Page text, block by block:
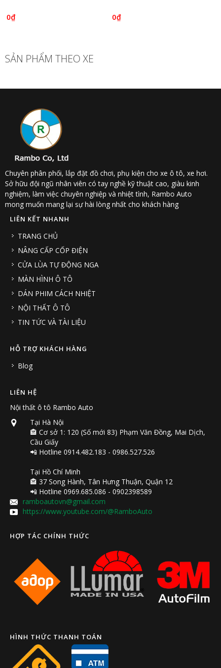
0₫
0₫
SẢN PHẨM THEO XE
Chuyên phân phối, lắp đặt đồ chơi, phụ kiện cho xe ô tô, xe hơi.
Sở hữu đội ngũ nhân viên có tay nghề kỹ thuật cao, giàu kinh
nghiệm, làm việc chuyên nghiệp và nhiệt tình, Rambo Auto
mong muốn mang lại sự hài lòng nhất cho khách hàng
LIÊN KẾT NHANH
TRANG CHỦ
NÂNG CẤP CỐP ĐIỆN
CỬA LÙA TỰ ĐỘNG NGA
MÀN HÌNH Ô TÔ
DÁN PHIM CÁCH NHIỆT
NỘI THẤT Ô TÔ
TIN TỨC VÀ TÀI LIỆU
HỖ TRỢ KHÁCH HÀNG
Blog
LIÊN HỆ
Nội thất ô tô Rambo Auto
Tại Hà Nội
🏤 Cơ sở 1: 120 (Số mới 83) Phạm Văn Đồng, Mai Dịch,
Cầu Giấy
📲 Hotline 0914.482.183 - 0986.527.526
Tại Hồ Chí Minh
🏤 37 Song Hành, Tân Hưng Thuận, Quận 12
📲 Hotline 0969.685.086 - 0902398589
ramboautovn@gmail.com
https://www.youtube.com/@RamboAuto
HỢP TÁC CHÍNH THỨC
HÌNH THỨC THANH TOÁN